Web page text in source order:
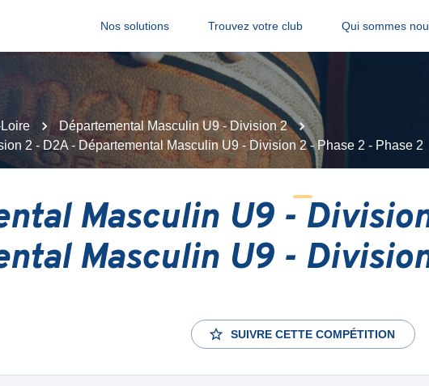
Nos solutions Trouvez votre club Qui sommes
Départemental Masculin U9 - Division 2
2 - D2A - Départemental Masculin U9 - Division 2 - Phase 2 - Phase 2
Masculin U9 -
Masculin U9 -
SUIVRE CETTE COMPÉTITION